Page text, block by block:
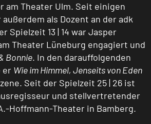
am Theater Ulm. Seit einigen
als Dozent an der adk
Spielzeit 13 | 14 war Jasper
Theater Lüneburg engagiert und
Bonnie. In den darauffolgenden
er Wie im Himmel, Jenseits von Eden
Seit der Spielzeit 25 | 26 ist
und stellvertretender
Hoffmann-Theater in Bamberg.